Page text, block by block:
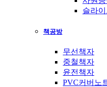
슬라
책공방
무선책자
중철책자
윤전책자
PVC커버노